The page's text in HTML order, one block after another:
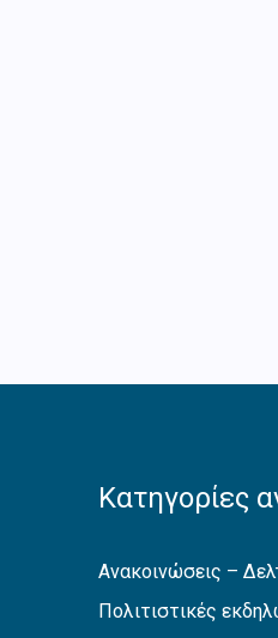
Κατηγορίες
Ανακοινώσεις –
Πολιτιστικές